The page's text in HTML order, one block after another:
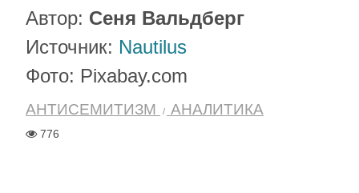
Автор: Сеня Вальдберг
Источник: Nautilus
Фото: Pixabay.com
АНТИСЕМИТИЗМ АНАЛИТИКА
776